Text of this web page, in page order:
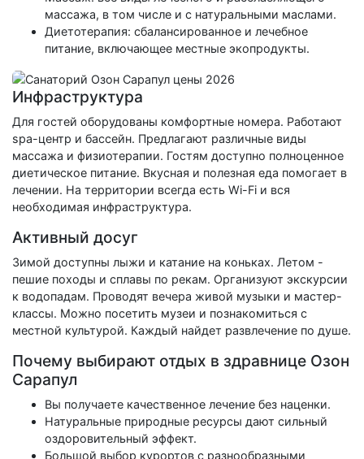
массажа, в том числе и с натуральными маслами.
Диетотерапия: сбалансированное и лечебное
питание, включающее местные экопродукты.
Инфраструктура
Для гостей оборудованы комфортные номера. Работают
spa-центр и бассейн. Предлагают различные виды
массажа и физиотерапии. Гостям доступно полноценное
диетическое питание. Вкусная и полезная еда помогает в
лечении. На территории всегда есть Wi-Fi и вся
необходимая инфраструктура.
Активный досуг
Зимой доступны лыжи и катание на коньках. Летом -
пешие походы и сплавы по рекам. Организуют экскурсии
к водопадам. Проводят вечера живой музыки и мастер-
классы. Можно посетить музеи и познакомиться с
местной культурой. Каждый найдет развлечение по душе.
Почему выбирают отдых в здравнице Озон
Сарапул
Вы получаете качественное лечение без наценки.
Натуральные природные ресурсы дают сильный
оздоровительный эффект.
Большой выбор курортов с разнообразными